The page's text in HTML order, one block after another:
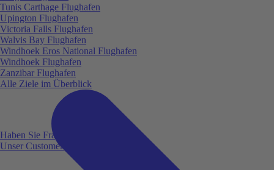
Haben Sie Fragen?
Unser Customer Service ist für Sie da!
Tunis Carthage Flughafen
Upington Flughafen
Victoria Falls Flughafen
Walvis Bay Flughafen
Windhoek Eros National Flughafen
Windhoek Flughafen
Zanzibar Flughafen
Alle Ziele im Überblick